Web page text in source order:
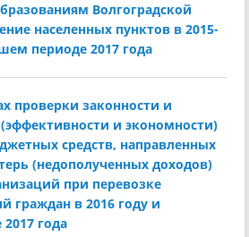
Волгоградской
населенных пунктов в 2015-
периоде 2017 года
проверки законности и
и экономности)
средств, направленных
(недополученных доходов)
при перевозке
граждан в 2016 году и
года